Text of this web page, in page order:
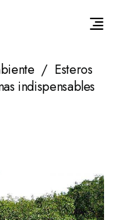
Esteros
indispensables